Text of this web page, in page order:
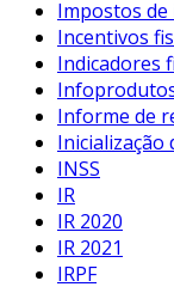
Impostos
Incentivos
Indicadores
Informe de
Inicialização
INSS
IR
IR 2020
IR 2021
IRPF